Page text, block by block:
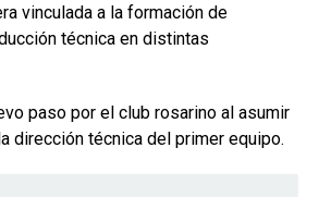
vinculada a la formación de
técnica en distintas
paso por el club rosarino al asumir
dirección técnica del primer equipo.